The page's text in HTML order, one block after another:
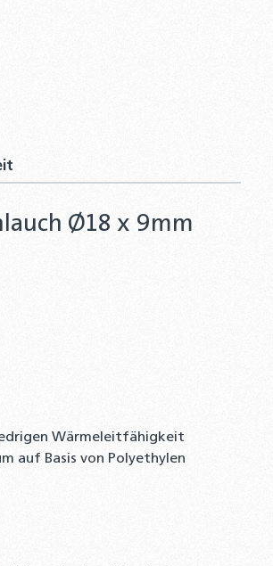
Ø18 x 9mm
Wärmeleitfähigkeit
auf Basis von Polyethylen